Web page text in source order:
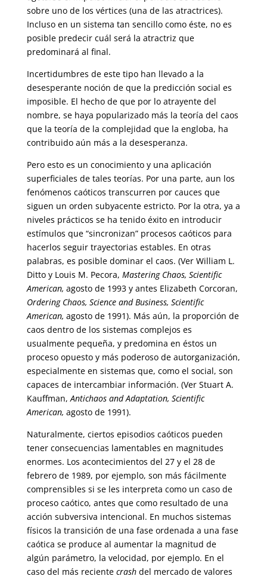
sobre uno de los vértices (una de las atractrices).
Incluso en un sistema tan sencillo como éste, no es
posible predecir cuál será la atractriz que
predominará al final.
Incertidumbres de este tipo han llevado a la
desesperante noción de que la predicción social es
imposible. El hecho de que por lo atrayente del
nombre, se haya popularizado más la teoría del caos
que la teoría de la complejidad que la engloba, ha
contribuido aún más a la desesperanza.
Pero esto es un conocimiento y una aplicación
superficiales de tales teorías. Por una parte, aun los
fenómenos caóticos transcurren por cauces que
siguen un orden subyacente estricto. Por la otra, ya a
niveles prácticos se ha tenido éxito en introducir
estímulos que “sincronizan” procesos caóticos para
hacerlos seguir trayectorias estables. En otras
palabras, es posible dominar el caos. (Ver William L.
Ditto y Louis M. Pecora, Mastering Chaos, Scientific
American, agosto de 1993 y antes Elizabeth Corcoran,
Ordering Chaos, Science and Business, Scientific
American, agosto de 1991). Más aún, la proporción de
caos dentro de los sistemas complejos es
usualmente pequeña, y predomina en éstos un
proceso opuesto y más poderoso de autorganización,
especialmente en sistemas que, como el social, son
capaces de intercambiar información. (Ver Stuart A.
Kauffman,Antichaos and Adaptation, Scientific
American, agosto de 1991).
Naturalmente, ciertos episodios caóticos pueden
tener consecuencias lamentables en magnitudes
enormes. Los acontecimientos del 27 y el 28 de
febrero de 1989, por ejemplo, son más fácilmente
comprensibles si se les interpreta como un caso de
proceso caótico, antes que como resultado de una
acción subversiva intencional. En muchos sistemas
físicos la transición de una fase ordenada a una fase
caótica se produce al aumentar la magnitud de
algún parámetro, la velocidad, por ejemplo. En el
caso del más reciente crashdel mercado de valores